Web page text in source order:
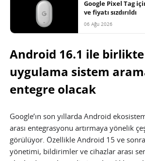
Google Pixel Tag
ve fiyatı sızdırıldı
06 Ağu 2026
Android 16.1 ile
uygulama sistem
entegre olacak
Google’ın son yıllarda Android
arası entegrasyonu artırmaya yönelik
görülüyor. Özellikle Android 15 ve
yönetimi, bildirimler ve cihazlar arası